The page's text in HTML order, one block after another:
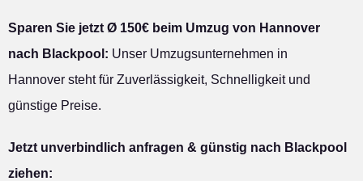
Sparen Sie jetzt Ø 150€ beim Umzug von Hannover
nach Blackpool: Unser Umzugsunternehmen in
Hannover steht für Zuverlässigkeit, Schnelligkeit und
günstige Preise.
Jetzt unverbindlich anfragen & günstig nach Blackpool
ziehen: